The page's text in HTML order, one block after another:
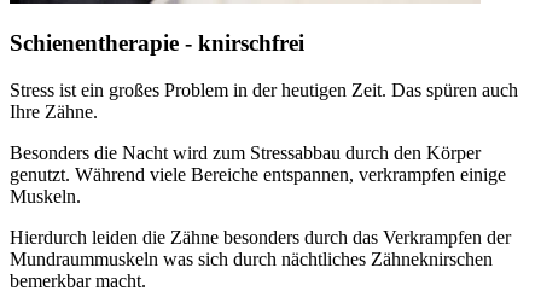
Schienentherapie - knirschfrei
Stress ist ein großes Problem in der heutigen Zeit. Das spüren auch
Ihre Zähne.
Besonders die Nacht wird zum Stressabbau durch den Körper
genutzt. Während viele Bereiche entspannen, verkrampfen einige
Muskeln.
Hierdurch leiden die Zähne besonders durch das Verkrampfen der
Mundraummuskeln was sich durch nächtliches Zähneknirschen
bemerkbar macht.